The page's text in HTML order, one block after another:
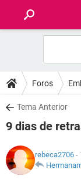
FOROS
SALUD
NUTRICIÓN
Foros
Tema Anterior
9 dias de
rebeca2706 -